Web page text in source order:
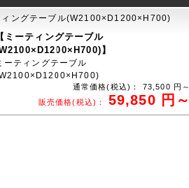
ィングテーブル(W2100×D1200×H700)
【ミーティングテーブル
】
ーティングテーブル
通常価格(税込)： 73,500 円～
販売価格(税込)：
59,850 円～